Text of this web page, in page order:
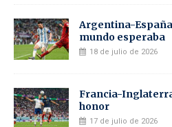
Argentina-
mundo esperaba
18 de julio de 2026
Francia-
honor
17 de julio de 2026